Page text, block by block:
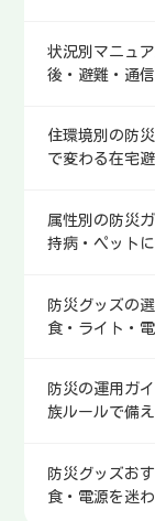
状況別マニュ
後・避難・通
住環境別の防
で変わる在宅
属性別の防災
持病・ペット
防災グッズの
食・ライト・
防災の運用ガ
族ルールで備
防災グッズお
食・電源を迷